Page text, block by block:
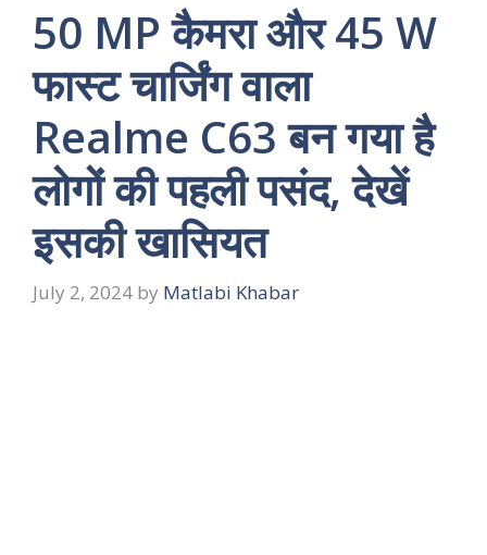
50 MP कैमरा और 45 W
फास्ट चार्जिंग वाला
Realme C63 बन गया है
लोगों की पहली पसंद, देखें
इसकी खासियत
July 2, 2024 by Matlabi Khabar